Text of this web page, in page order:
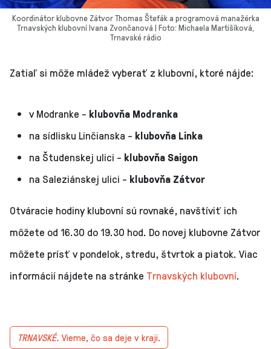
Koordinátor klubovne Zátvor Thomas Štefák a programová manažérka
Trnavských klubovní Ivana Zvončanová | Foto: Michaela Martišíková,
Trnavské rádio
Zatiaľ si môže mládež vyberať z klubovní, ktoré nájde:
v Modranke - klubovňa Modranka
na sídlisku Linčianska - klubovňa Linka
na Študenskej ulici - klubovňa Saigon
na Saleziánskej ulici - klubovňa Zátvor
Otváracie hodiny klubovní sú rovnaké, navštíviť ich
môžete od 16.30 do 19.30 hod. Do novej klubovne Zátvor
môžete prísť v pondelok, stredu, štvrtok a piatok. Viac
informácií nájdete na stránke Trnavských klubovní.
TRNAVSKÉ. Vieme, čo sa deje v kraji.